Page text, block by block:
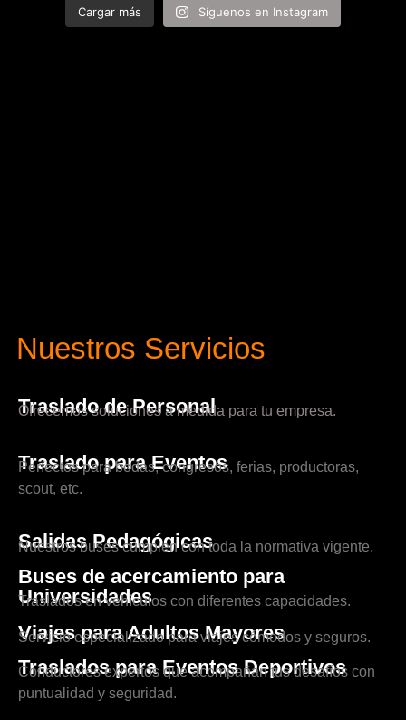
Cargar más Síguenos en Instagram
Nuestros Servicios
Traslado de Personal
Ofrecemos soluciones a medida para tu empresa.
Traslado para Eventos
Perfectos para bodas, congresos, ferias, productoras,
scout, etc.
Salidas Pedagógicas
Nuestros buses cumplen con toda la normativa vigente.
Buses de acercamiento para
Universidades
Traslados en vehículos con diferentes capacidades.
Viajes para Adultos Mayores
Servicio especializado para viajes cómodos y seguros.
Traslados para Eventos Deportivos
Conductores expertos que acompañan tus desafíos con
puntualidad y seguridad.